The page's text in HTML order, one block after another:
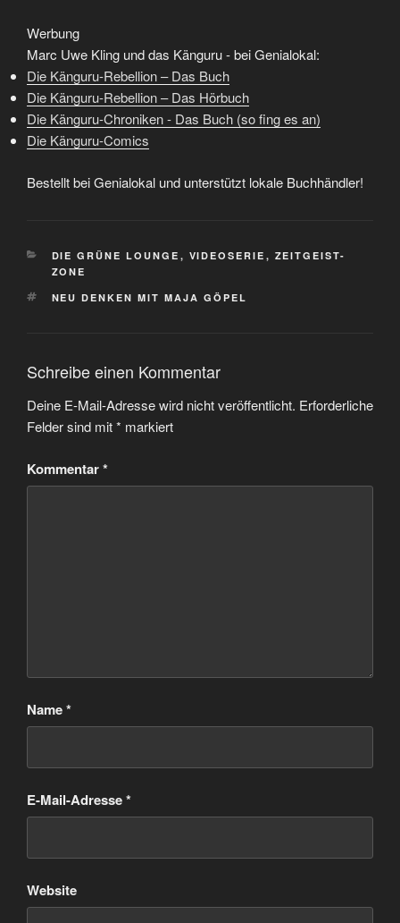
Werbung
Marc Uwe Kling und das Känguru - bei Genialokal:
Die Känguru-Rebellion – Das Buch
Die Känguru-Rebellion – Das Hörbuch
Die Känguru-Chroniken - Das Buch (so fing es an)
Die Känguru-Comics
Bestellt bei Genialokal und unterstützt lokale Buchhändler!
KATEGORIEN
DIE GRÜNE LOUNGE , VIDEOSERIE , ZEITGEIST-
ZONE
SCHLAGWÖRTER
NEU DENKEN MIT MAJA GÖPEL
Schreibe einen Kommentar
Deine E-Mail-Adresse wird nicht veröffentlicht. Erforderliche
Felder sind mit* markiert
Kommentar*
Name*
E-Mail-Adresse*
Website